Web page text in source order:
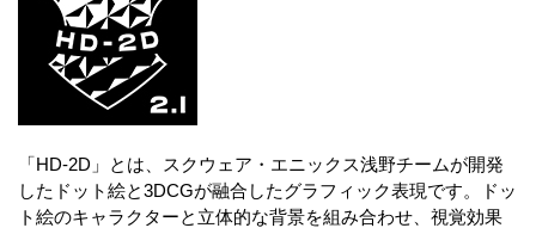
「HD-2D」とは、スクウェア・エニックス浅野チームが開発
したドット絵と3DCGが融合したグラフィック表現です。ドッ
ト絵のキャラクターと立体的な背景を組み合わせ、視覚効果